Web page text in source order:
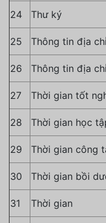
24 Thư ký
25 Thông tin địa
26 Thông tin địa
27 Thời gian tốt
28 Thời gian học
29 Thời gian công
30 Thời gian bồi
31 Thời gian